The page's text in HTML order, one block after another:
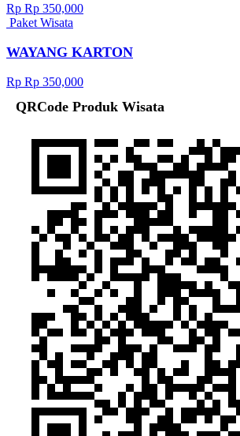
Rp Rp 350,000
Paket Wisata
WAYANG KARTON
Rp Rp 350,000
QRCode Produk Wisata